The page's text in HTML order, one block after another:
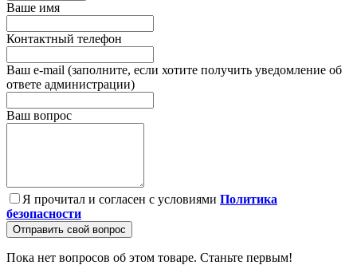
Ваше имя
Контактный телефон
Ваш e-mail (заполните, если хотите получить уведомление об
ответе администрации)
Ваш вопрос
Я прочитал и согласен с условиями Политика
безопасности
Отправить свой вопрос
Пока нет вопросов об этом товаре. Станьте первым!